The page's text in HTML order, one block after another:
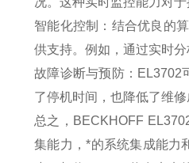
智能化控制：结合优良的
供支持。例如，通过实时
故障诊断与预防：EL3702
了停机时间，也降低了维
总之，BECKHOFF
集能力，*的系统集成能力